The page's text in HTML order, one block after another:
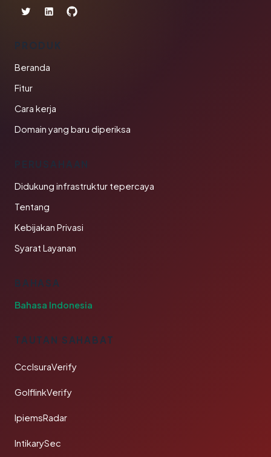
PRODUK
Beranda
Fitur
Cara kerja
Domain yang baru diperiksa
PERUSAHAAN
Didukung infrastruktur tepercaya
Tentang
Kebijakan Privasi
Syarat Layanan
BAHASA
Bahasa Indonesia
TAUTAN SAHABAT
CcclsuraVerify
GolflinkVerify
IpiemsRadar
IntikarySec